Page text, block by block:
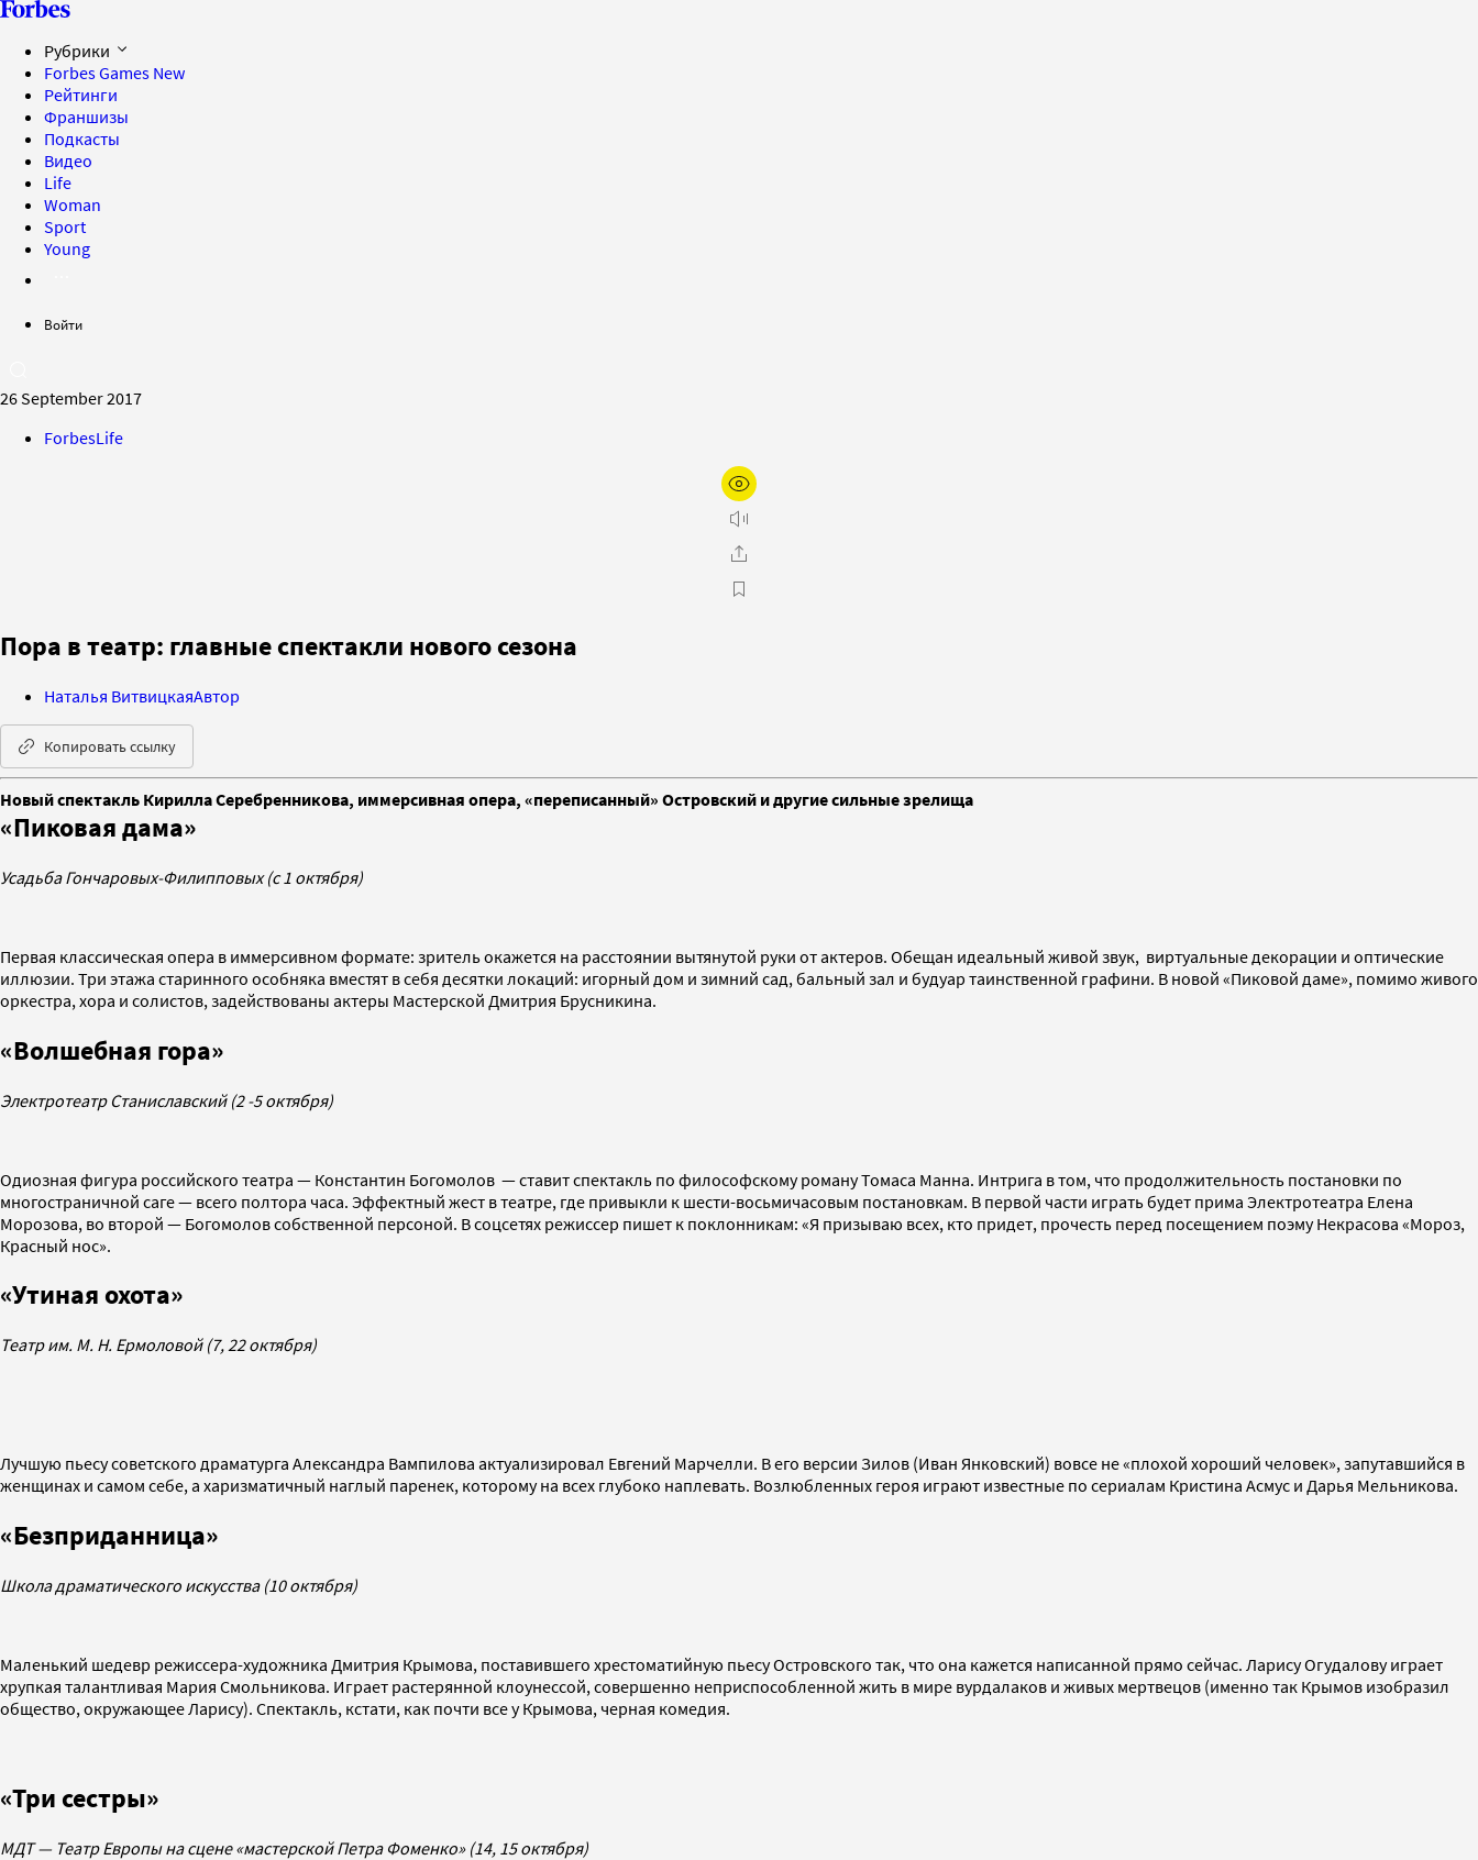
Рубрики
Forbes Games New
Рейтинги
Франшизы
Подкасты
Видео
Life
Woman
Sport
Young
Войти
26 September 2017
ForbesLife
Пора в театр: главные спектакли нового сезона
Наталья ВитвицкаяАвтор
Копировать ссылку
Новый спектакль Кирилла Серебренникова, иммерсивная опера, «переписанный» Островский и другие сильные зрелища
«Пиковая дама»
Усадьба Гончаровых-Филипповых (с 1 октября)
Первая классическая опера в иммерсивном формате: зритель окажется на расстоянии вытянутой руки от актеров. Обещан идеальный живой звук, виртуальные декорации и оптические
иллюзии. Три этажа старинного особняка вместят в себя десятки локаций: игорный дом и зимний сад, бальный зал и будуар таинственной графини. В новой «Пиковой даме», помимо живого
оркестра, хора и солистов, задействованы актеры Мастерской Дмитрия Брусникина.
«Волшебная гора»
Электротеатр Станиславский (2 -5 октября)
Одиозная фигура российского театра — Константин Богомолов — ставит спектакль по философскому роману Томаса Манна. Интрига в том, что продолжительность постановки по
многостраничной саге — всего полтора часа. Эффектный жест в театре, где привыкли к шести-восьмичасовым постановкам. В первой части играть будет прима Электротеатра Елена
Морозова, во второй — Богомолов собственной персоной. В соцсетях режиссер пишет к поклонникам: «Я призываю всех, кто придет, прочесть перед посещением поэму Некрасова «Мороз,
Красный нос».
«Утиная охота»
Театр им. М. Н. Ермоловой (7, 22 октября)
Лучшую пьесу советского драматурга Александра Вампилова актуализировал Евгений Марчелли. В его версии Зилов (Иван Янковский) вовсе не «плохой хороший человек», запутавшийся в
женщинах и самом себе, а харизматичный наглый паренек, которому на всех глубоко наплевать. Возлюбленных героя играют известные по сериалам Кристина Асмус и Дарья Мельникова.
«Безприданница»
Школа драматического искусства (10 октября)
Маленький шедевр режиссера-художника Дмитрия Крымова, поставившего хрестоматийную пьесу Островского так, что она кажется написанной прямо сейчас. Ларису Огудалову играет
хрупкая талантливая Мария Смольникова. Играет растерянной клоунессой, совершенно неприспособленной жить в мире вурдалаков и живых мертвецов (именно так Крымов изобразил
общество, окружающее Ларису). Спектакль, кстати, как почти все у Крымова, черная комедия.
«Три сестры»
МДТ — Театр Европы на сцене «мастерской Петра Фоменко» (14, 15 октября)